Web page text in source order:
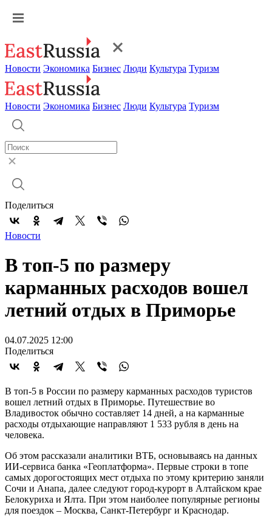
Новости Экономика Бизнес Люди Культура Туризм
Новости Экономика Бизнес Люди Культура Туризм
Поделиться
Новости
В топ-5 по размеру
карманных расходов вошел
летний отдых в Приморье
04.07.2025 12:00
Поделиться
В топ-5 в России по размеру карманных расходов туристов
вошел летний отдых в Приморье. Путешествие во
Владивосток обычно составляет 14 дней, а на карманные
расходы отдыхающие направляют 1 533 рубля в день на
человека.
Об этом рассказали аналитики ВТБ, основываясь на данных
ИИ-сервиса банка «Геоплатформа». Первые строки в топе
самых дорогостоящих мест отдыха по этому критерию заняли
Сочи и Анапа, далее следуют город-курорт в Алтайском крае
Белокуриха и Ялта. При этом наиболее популярные регионы
для поездок – Москва, Санкт-Петербург и Краснодар.